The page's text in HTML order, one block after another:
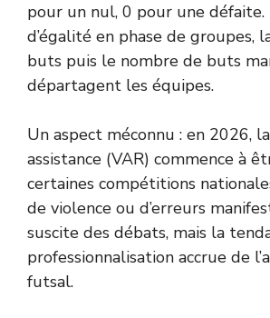
pour un nul, 0 pour une défaite.
d’égalité en phase de groupes,
buts puis le nombre de buts
départagent les équipes.
Un aspect méconnu : en 2026,
assistance (VAR) commence à
certaines compétitions
de violence ou d’erreurs
suscite des débats, mais la
professionnalisation accrue de
futsal.